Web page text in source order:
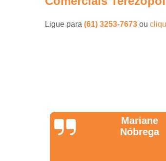
Ligue para (61) 3253-7673 ou
Jonathas
Araújo